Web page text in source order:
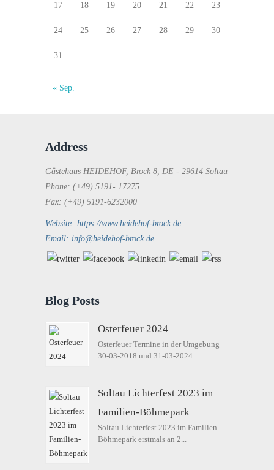
17 18 19 20 21 22 23
24 25 26 27 28 29 30
31
« Sep.
Address
Gästehaus HEIDEHOF, Brock 8, DE - 29614 Soltau
Phone: (+49) 5191- 17275
Fax: (+49) 5191-6232000
Website: https://www.heidehof-brock.de
Email: info@heidehof-brock.de
Blog Posts
Osterfeuer 2024
Osterfeuer Termine in der Umgebung
30-03-2018 und 31-03-2024...
Soltau Lichterfest 2023 im
Familien-Böhmepark
Soltau Lichterfest 2023 im Familien-
Böhmepark erstmals an 2...